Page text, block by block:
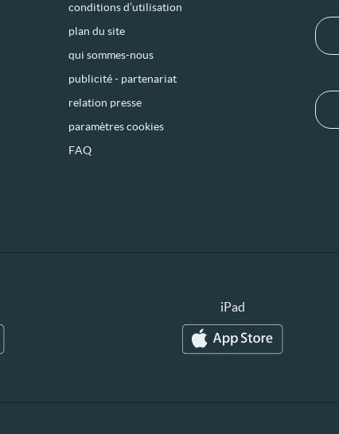
conditions d’utilisation
plan du site
qui sommes-nous
publicité - partenariat
relation presse
paramètres cookies
FAQ
iPad